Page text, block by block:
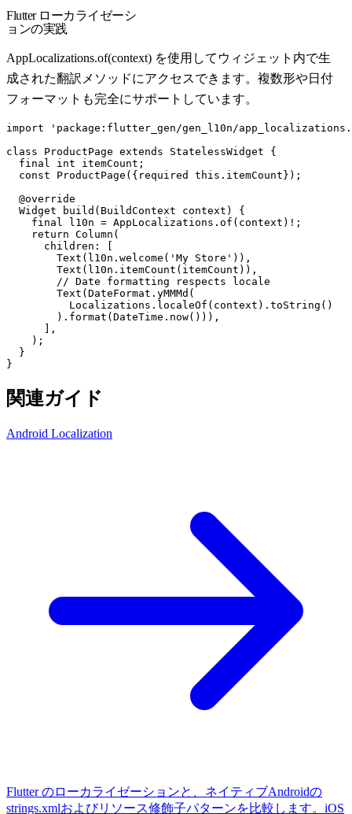
Flutter ローカライゼーシ
ョンの実践
AppLocalizations.of(context) を使用してウィジェット内で生
成された翻訳メソッドにアクセスできます。複数形や日付
フォーマットも完全にサポートしています。
import
'package:flutter_gen/gen_l10n/
class
ProductPage extends StatelessWidget
{
final
int itemCount ;
const
ProductPage ( { required this . itemCount } ) ;
@override
Widget
build ( BuildContext context )
{
final
l10n = AppLocalizations . of ( context ) ! ;
return Column (
children :
Text ( l10n . welcome ( 'My Store' ) ) ,
Text ( l10n . itemCount ( itemCount ) ) ,
// Date formatting respects locale
Text ( DateFormat . yMMMd (
Localizations . localeOf ( context ) . toString ( )
) . format ( DateTime . now( ) ) ) ,
,
) ;
}
}
関連ガイド
Android Localization
Flutter のローカライゼーションと、ネイティブAndroidの
strings.xmlおよびリソース修飾子パターンを比較します。 iOS